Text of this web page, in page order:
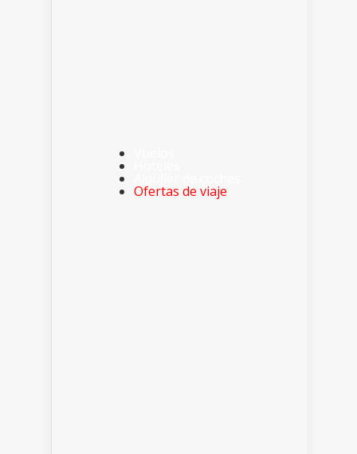
Ofertas de viaje